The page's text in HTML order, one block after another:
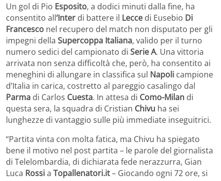
Un gol di Pio Esposito, a dodici minuti dalla fine, ha
consentito all‘Inter di battere il Lecce di Eusebio Di
Francesco nel recupero del match non disputato per gli
impegni della Supercoppa Italiana, valido per il turno
numero sedici del campionato di Serie A. Una vittoria
arrivata non senza difficoltà che, però, ha consentito ai
meneghini di allungare in classifica sul Napoli campione
d’Italia in carica, costretto al pareggio casalingo dal
Parma di Carlos Cuesta. In attesa di Como-Milan di
questa sera, la squadra di Cristian Chivu ha sei
lunghezze di vantaggio sulle più immediate inseguitrici.
“Partita vinta con molta fatica, ma Chivu ha spiegato
bene il motivo nel post partita – le parole del giornalista
di Telelombardia, di dichiarata fede nerazzurra, Gian
Luca Rossia Topallenatori.it– Giocando ogni 72 ore, si